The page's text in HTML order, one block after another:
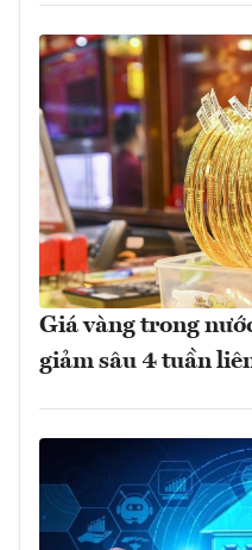
Giá vàng trong
giảm sâu 4 tuần